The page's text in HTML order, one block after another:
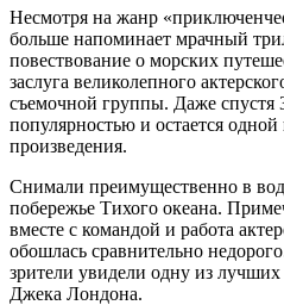
Несмотря на жанр
больше напоминает мрачный
повествование о морских
заслуга великолепного
съемочной группы. Даже спустя
популярностью и остается
произведения.
Снимали преимущественно в
побережье Тихого океана.
вместе с командой и работа
обошлась сравнительно
зрители увидели одну из
Джека Лондона.